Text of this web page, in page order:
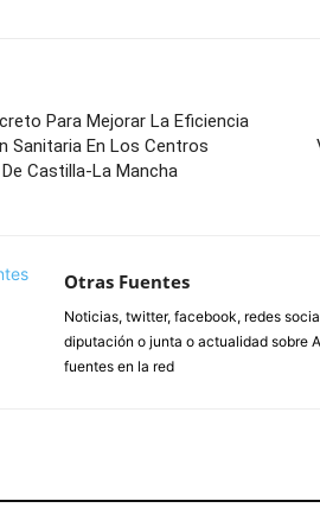
Para Mejorar La Eficiencia
Sanitaria En Los Centros
Castilla-La Mancha
Otras Fuentes
Noticias, twitter, facebook, redes
diputación o junta o actualidad sobre
fuentes en la red